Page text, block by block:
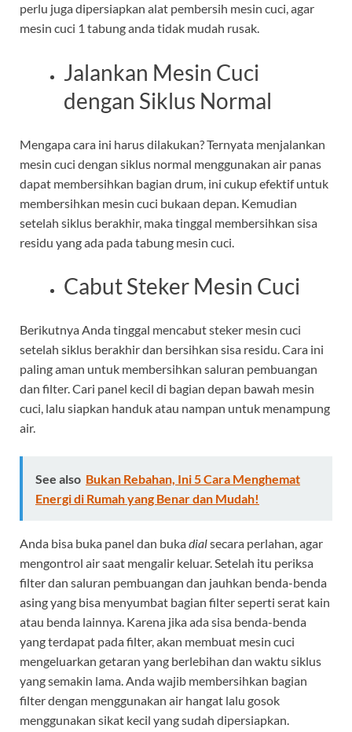
perlu juga dipersiapkan alat pembersih mesin cuci, agar
mesin cuci 1 tabung anda tidak mudah rusak.
Jalankan Mesin Cuci
dengan Siklus Normal
Mengapa cara ini harus dilakukan? Ternyata menjalankan
mesin cuci dengan siklus normal menggunakan air panas
dapat membersihkan bagian drum, ini cukup efektif untuk
membersihkan mesin cuci bukaan depan. Kemudian
setelah siklus berakhir, maka tinggal membersihkan sisa
residu yang ada pada tabung mesin cuci.
Cabut Steker Mesin Cuci
Berikutnya Anda tinggal mencabut steker mesin cuci
setelah siklus berakhir dan bersihkan sisa residu. Cara ini
paling aman untuk membersihkan saluran pembuangan
dan filter. Cari panel kecil di bagian depan bawah mesin
cuci, lalu siapkan handuk atau nampan untuk menampung
air.
See also Bukan Rebahan, Ini 5 Cara Menghemat
Energi di Rumah yang Benar dan Mudah!
Anda bisa buka panel dan bukadialsecara perlahan, agar
mengontrol air saat mengalir keluar. Setelah itu periksa
filter dan saluran pembuangan dan jauhkan benda-benda
asing yang bisa menyumbat bagian filter seperti serat kain
atau benda lainnya. Karena jika ada sisa benda-benda
yang terdapat pada filter, akan membuat mesin cuci
mengeluarkan getaran yang berlebihan dan waktu siklus
yang semakin lama. Anda wajib membersihkan bagian
filter dengan menggunakan air hangat lalu gosok
menggunakan sikat kecil yang sudah dipersiapkan.